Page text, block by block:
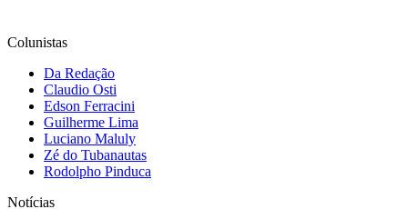
Colunistas
Da Redação
Claudio Osti
Edson Ferracini
Guilherme Lima
Luciano Maluly
Zé do Tubanautas
Rodolpho Pinduca
Notícias